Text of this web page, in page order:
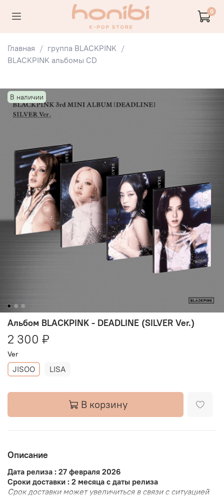
0
Главная
группа BLACKPINK
BLACKPINK альбомы CD
В наличии
Альбом BLACKPINK - DEADLINE (SILVER Ver.)
2 300 ₽
Ver
JISOO LISA
В корзину
Описание
Дата релиза : 27 февраля 2026
Сроки доставки : 2 месяца с даты релиза
Срок доставки может увеличиться в связи с ситуацией